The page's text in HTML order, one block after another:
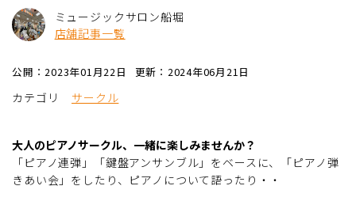
ミュージックサロン船堀
店舗記事一覧
公開：2023年01月22日 更新：2024年06月21日
カテゴリ サークル
大人のピアノサークル、一緒に楽しみませんか？
「ピアノ連弾」「鍵盤アンサンブル」をベースに、「ピアノ弾
きあい会」をしたり、ピアノについて語ったり・・